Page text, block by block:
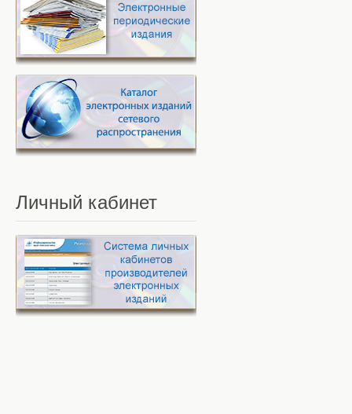
Личный кабинет